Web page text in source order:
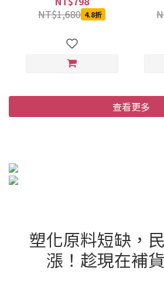
NT$1,680 4.8折
查看更多
塑化原料短缺，
漲！趁現在補